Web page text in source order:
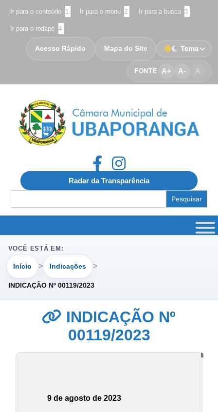
Ir para o conteúdo 1 Ir para o menu 2 Ir para a busca 3
Ir para o rodapé 4
FONTE A+ A- A
Acesso Rápido Mapa do Site Tema
Radar da Transparência
for:
VOCÊ ESTÁ EM:
Início Indicações
INDICAÇÃO Nº 00119/2023
INDICAÇÃO Nº
00119/2023
9 de agosto de 2023